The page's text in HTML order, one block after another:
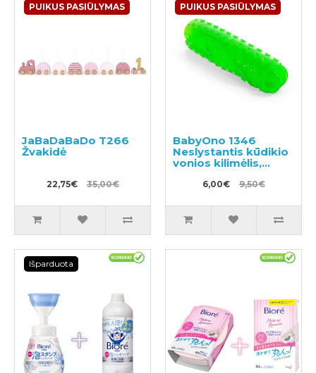
PUIKUS PASIŪLYMAS
JaBaDaBaDo T266
Žvakidė
22,75€ 35,00€
PUIKUS PASIŪLYMAS
BabyOno 1346
Neslystantis kūdikio
vonios kilimėlis,
6,00€ 9,50€
Išparduota